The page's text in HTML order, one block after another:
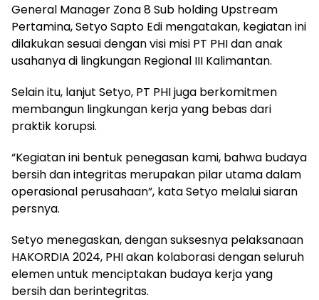
General Manager Zona 8 Sub holding Upstream
Pertamina, Setyo Sapto Edi mengatakan, kegiatan ini
dilakukan sesuai dengan visi misi PT PHI dan anak
usahanya di lingkungan Regional III Kalimantan.
Selain itu, lanjut Setyo, PT PHI juga berkomitmen
membangun lingkungan kerja yang bebas dari
praktik korupsi.
“Kegiatan ini bentuk penegasan kami, bahwa budaya
bersih dan integritas merupakan pilar utama dalam
operasional perusahaan”, kata Setyo melalui siaran
persnya.
Setyo menegaskan, dengan suksesnya pelaksanaan
HAKORDIA 2024, PHI akan kolaborasi dengan seluruh
elemen untuk menciptakan budaya kerja yang
bersih dan berintegritas.